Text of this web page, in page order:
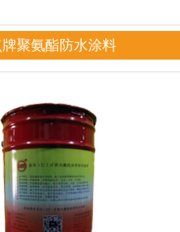
牌聚氨酯防水涂料